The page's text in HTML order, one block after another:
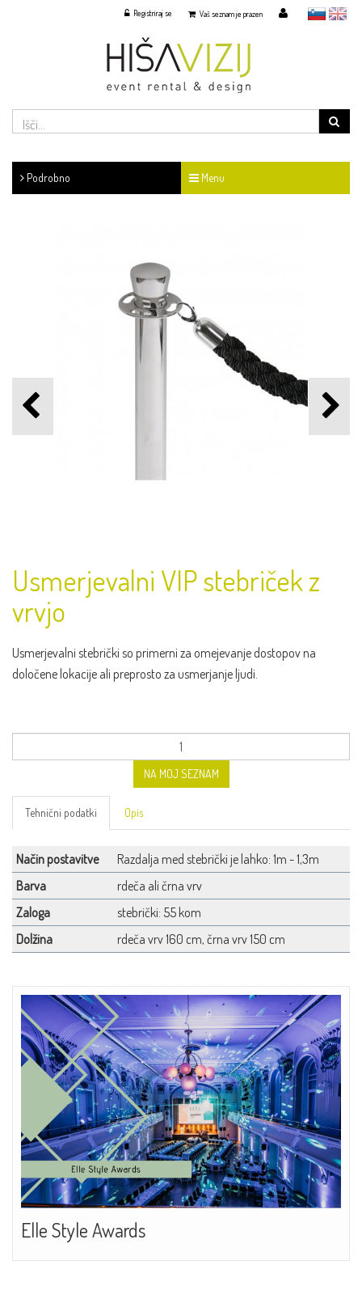
slovensko
English
Vaš seznam je prazen
Registriraj se
Podrobno Menu
Usmerjevalni VIP stebriček z
vrvjo
Usmerjevalni stebrički so primerni za omejevanje dostopov na
določene lokacije ali preprosto za usmerjanje ljudi.
NA MOJ SEZNAM
Tehnični podatki Opis
Način postavitve
Razdalja med stebrički je lahko: 1m - 1,3m
Barva
rdeča ali črna vrv
Zaloga
stebrički: 55 kom
Dolžina
rdeča vrv 160 cm, črna vrv 150 cm
Elle Style Awards